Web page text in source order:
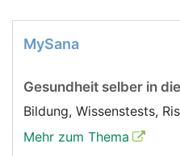
MySana
Gesundheit selber in
Bildung, Wissenstests,
Mehr zum Thema